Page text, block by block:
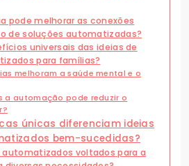
pode melhorar as conexões
de soluções automatizadas?
universais das ideias de
para famílias?
melhoram a saúde mental e o
a automação pode reduzir o
únicas diferenciam ideias
bem-sucedidas?
automatizados voltados para a